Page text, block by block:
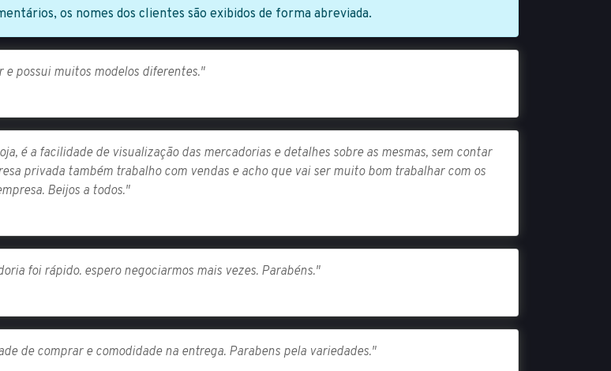
os nomes dos clientes são exibidos de forma abreviada.
possui muitos modelos diferentes."
é a facilidade de visualização das mercadorias e detalhes sobre as mesmas, sem contar
privada também trabalho com vendas e acho que vai ser muito bom trabalhar com os
Beijos a todos."
foi rápido. espero negociarmos mais vezes. Parabéns."
de comprar e comodidade na entrega. Parabens pela variedades."